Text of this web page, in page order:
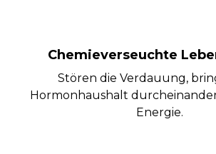
Chemieverseuchte
Stören die Verdauung,
Hormonhaushalt
Energie.